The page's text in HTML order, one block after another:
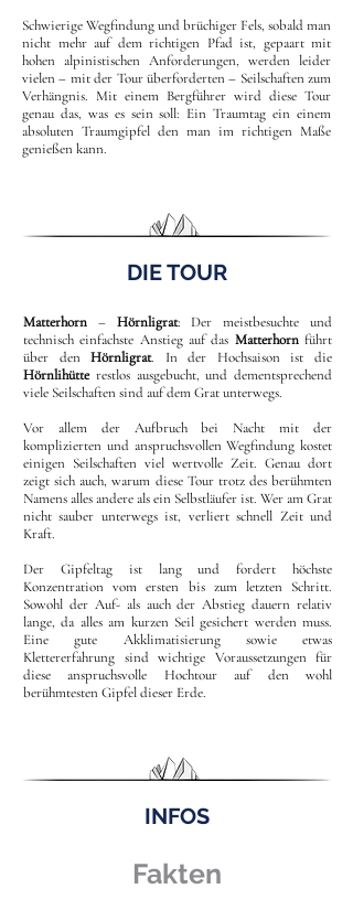
Schwierige Wegfindung und brüchiger Fels, sobald man
nicht mehr auf dem richtigen Pfad ist, gepaart mit
hohen alpinistischen Anforderungen, werden leider
vielen – mit der Tour überforderten – Seilschaften zum
Verhängnis. Mit einem Bergführer wird diese Tour
genau das, was es sein soll: Ein Traumtag ein einem
absoluten Traumgipfel den man im richtigen Maße
genießen kann.
DIE TOUR
Matterhorn – Hörnligrat: Der meistbesuchte und
technisch einfachste Anstieg auf das Matterhornführt
über denHörnligrat. In der Hochsaison ist die
Hörnlihütterestlos ausgebucht, und dementsprechend
viele Seilschaften sind auf dem Grat unterwegs.
Vor allem der Aufbruch bei Nacht mit der
komplizierten und anspruchsvollen Wegfindung kostet
einigen Seilschaften viel wertvolle Zeit. Genau dort
zeigt sich auch, warum diese Tour trotz des berühmten
Namens alles andere als ein Selbstläufer ist. Wer am Grat
nicht sauber unterwegs ist, verliert schnell Zeit und
Kraft.
Der Gipfeltag ist lang und fordert höchste
Konzentration vom ersten bis zum letzten Schritt.
Sowohl der Auf- als auch der Abstieg dauern relativ
lange, da alles am kurzen Seil gesichert werden muss.
Eine gute Akklimatisierung sowie etwas
Klettererfahrung sind wichtige Voraussetzungen für
diese anspruchsvolle Hochtour auf den wohl
berühmtesten Gipfel dieser Erde.
INFOS
Fakten